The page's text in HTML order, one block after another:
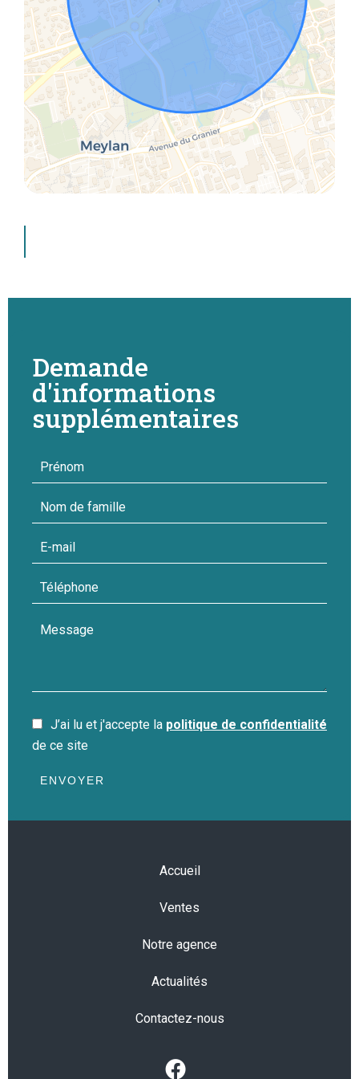
Demande
d'informations
supplémentaires
J’ai lu et j'accepte la politique de confidentialité
de ce site
ENVOYER
Accueil
Ventes
Notre agence
Actualités
Contactez-nous